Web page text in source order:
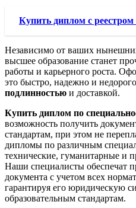
Купить диплом с реестром
Независимо от ваших
высшее образование станет
работы и карьерного роста.
это быстро, надежно и
подлинностью и доставкой.
Купить диплом по
возможность получить
стандартам, при этом не
дипломы по различным
технические, гуманитарные и
Наши специалисты обеспечат
документа с учетом всех
гарантируя его юридическую
образовательным стандартам.